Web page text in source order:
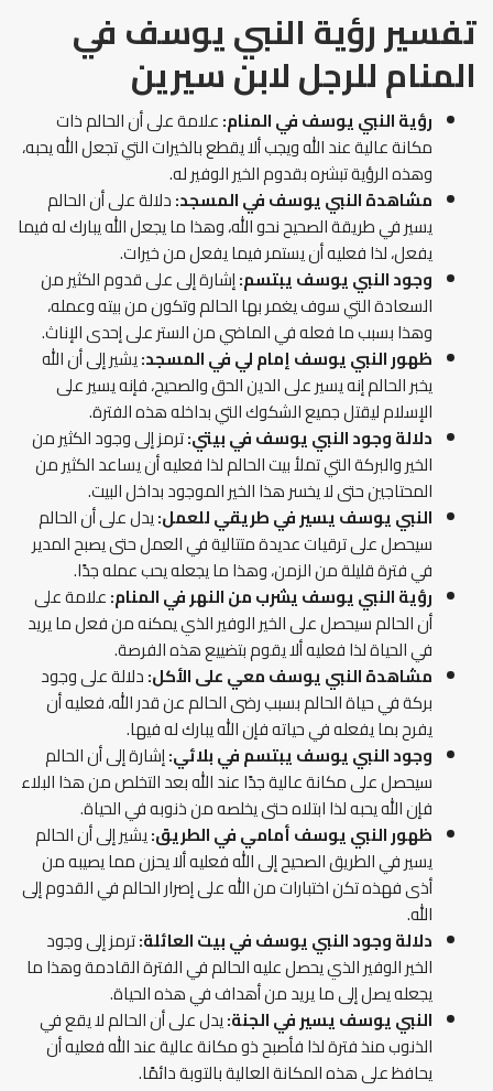
تفسير رؤية النبي يوسف في
المنام للرجل لابن سيرين
رؤية النبي يوسف في المنام:علامة على أن الحالم ذات
مكانة عالية عند الله ويجب ألا يقطع بالخيرات التي تجعل الله يحبه،
وهذه الرؤية تبشره بقدوم الخير الوفير له.
مشاهدة النبي يوسف في المسجد:دلالة على أن الحالم
يسير في طريقة الصحيح نحو الله، وهذا ما يجعل الله يبارك له فيما
يفعل، لذا فعليه أن يستمر فيما يفعل من خيرات.
وجود النبي يوسف يبتسم:إشارة إلى على قدوم الكثير من
السعادة التي سوف يغمر بها الحالم وتكون من بيته وعمله،
وهذا بسبب ما فعله في الماضي من الستر على إحدى الإناث.
ظهور النبي يوسف إمام لي في المسجد:يشير إلى أن الله
يخبر الحالم إنه يسير على الدين الحق والصحيح، فإنه يسير على
الإسلام ليقتل جميع الشكوك التي بداخله هذه الفترة.
دلالة وجود النبي يوسف في بيتي:ترمز إلى وجود الكثير من
الخير والبركة التي تملأ بيت الحالم لذا فعليه أن يساعد الكثير من
المحتاجين حتى لا يخسر هذا الخير الموجود بداخل البيت.
النبي يوسف يسير في طريقي للعمل:يدل على أن الحالم
سيحصل على ترقيات عديدة متتالية في العمل حتى يصبح المدير
في فترة قليلة من الزمن، وهذا ما يجعله يحب عمله جدًا.
رؤية النبي يوسف يشرب من النهر في المنام:علامة على
أن الحالم سيحصل على الخير الوفير الذي يمكنه من فعل ما يريد
في الحياة لذا فعليه ألا يقوم بتضييع هذه الفرصة.
مشاهدة النبي يوسف معي على الأكل:دلالة على وجود
بركة في حياة الحالم بسبب رضى الحالم عن قدر الله، فعليه أن
يفرح بما يفعله في حياته فإن الله يبارك له فيها.
وجود النبي يوسف يبتسم في بلائي:إشارة إلى أن الحالم
سيحصل على مكانة عالية جدًا عند الله بعد التخلص من هذا البلاء
فإن الله يحبه لذا ابتلاه حتى يخلصه من ذنوبه في الحياة.
ظهور النبي يوسف أمامي في الطريق:يشير إلى أن الحالم
يسير في الطريق الصحيح إلى الله فعليه ألا يحزن مما يصيبه من
أذى فهذه تكن اختبارات من الله على إصرار الحالم في القدوم إلى
الله.
دلالة وجود النبي يوسف في بيت العائلة:ترمز إلى وجود
الخير الوفير الذي يحصل عليه الحالم في الفترة القادمة وهذا ما
يجعله يصل إلى ما يريد من أهداف في هذه الحياة.
النبي يوسف يسير في الجنة:يدل على أن الحالم لا يقع في
الذنوب منذ فترة لذا فأصبح ذو مكانة عالية عند الله فعليه أن
يحافظ على هذه المكانة العالية بالتوبة دائمًا.